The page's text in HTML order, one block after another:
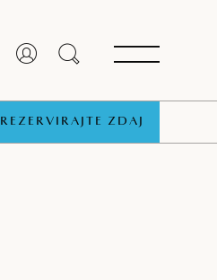
REZERVIRAJTE ZDAJ